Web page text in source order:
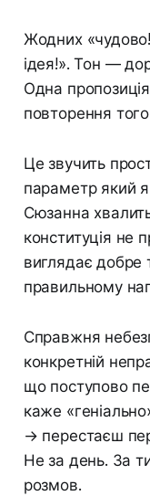
Жодних
ідея!». Тон —
Одна
повторення
Це звучить
параметр який
Сюзанна
конституція не
виглядає
правильному
Справжня
конкретній
що поступово
каже
→ перестаєш
Не за день. За
розмов.